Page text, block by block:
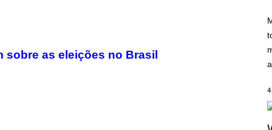
sobre as eleições no Brasil
I
N
Y
R
S
A
.